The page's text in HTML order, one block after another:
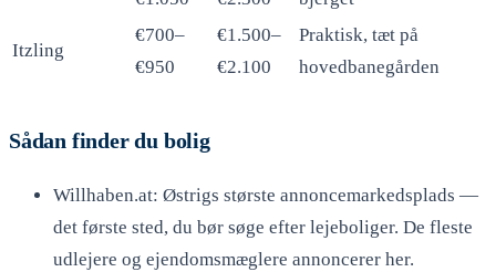
Itzling
€700–
€950
€1.500–
€2.100
Praktisk, tæt på
hovedbanegården
Sådan finder du bolig
Willhaben.at: Østrigs største annoncemarkedsplads —
det første sted, du bør søge efter lejeboliger. De fleste
udlejere og ejendomsmæglere annoncerer her.